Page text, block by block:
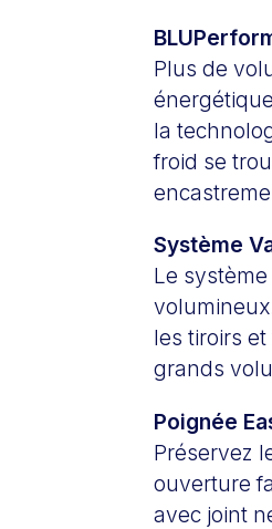
Plus de
la
froid se
Système
Le
les tiroirs
grands
Poignée
Préservez
ouverture
avec joint